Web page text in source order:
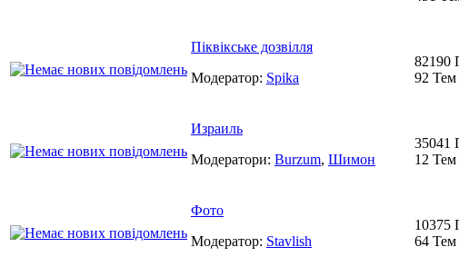
Піквікське дозвілля
Модератор: Spika
82190
92 Тем
Израиль
Модератори: Burzum, Шимон
35041
12 Тем
Фото
Модератор: Stavlish
10375
64 Тем